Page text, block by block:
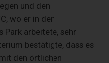
und den
wo er in den
Park arbeitete, sehr
bestätigte, dass es
den örtlichen